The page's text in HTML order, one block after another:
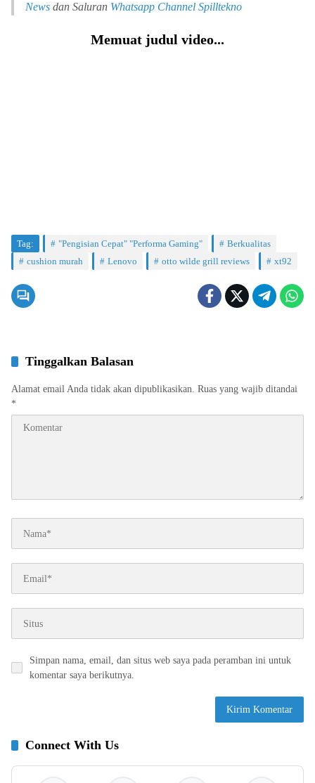
News dan Saluran Whatsapp Channel Spilltekno
Memuat judul video...
Tag: "Pengisian Cepat" "Performa Gaming"
Berkualitas
cushion murah
Lenovo otto wilde grill reviews xt92
Tinggalkan Balasan
Alamat email Anda tidak akan dipublikasikan. Ruas yang wajib ditandai
*
Simpan nama, email, dan situs web saya pada peramban ini untuk
komentar saya berikutnya.
Connect With Us